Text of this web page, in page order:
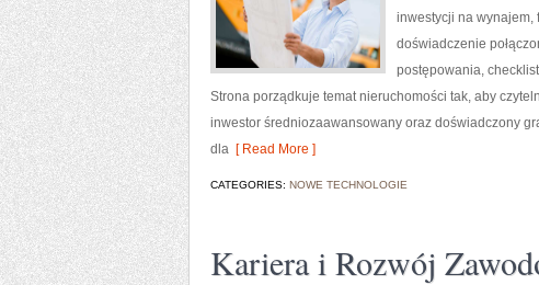
inwestycji na wynajem,
doświadczenie
postępowania,
Strona porządkuje temat nieruchomości tak, aby
inwestor średniozaawansowany oraz doświadczony
dla [ Read More ]
CATEGORIES: NOWE TECHNOLOGIE
Kariera i Rozwój